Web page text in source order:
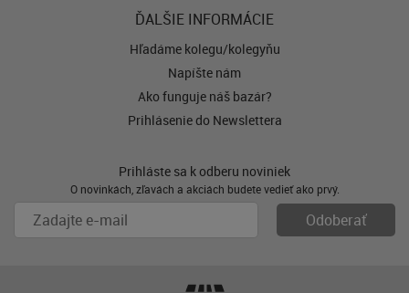
ĎALŠIE INFORMÁCIE
Hľadáme kolegu/kolegyňu
Napíšte nám
Ako funguje náš bazár?
Prihlásenie do Newslettera
Prihláste sa k odberu noviniek
O novinkách, zľavách a akciách budete vedieť ako prvý.